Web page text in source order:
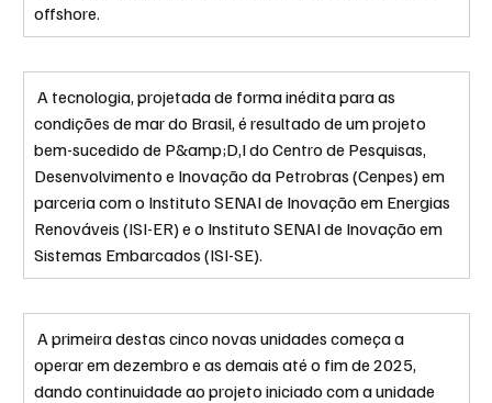
offshore.
A tecnologia, projetada de forma inédita para as
condições de mar do Brasil, é resultado de um projeto
bem-sucedido de P&amp;D,I do Centro de Pesquisas,
Desenvolvimento e Inovação da Petrobras (Cenpes) em
parceria com o Instituto SENAI de Inovação em Energias
Renováveis (ISI-ER) e o Instituto SENAI de Inovação em
Sistemas Embarcados (ISI-SE).
A primeira destas cinco novas unidades começa a
operar em dezembro e as demais até o fim de 2025,
dando continuidade ao projeto iniciado com a unidade